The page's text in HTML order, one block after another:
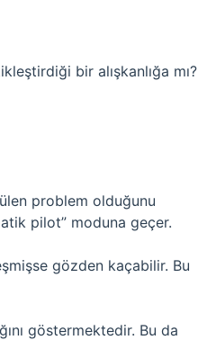
bir alışkanlığa mı?
problem olduğunu
pilot” moduna geçer.
gözden kaçabilir. Bu
göstermektedir. Bu da